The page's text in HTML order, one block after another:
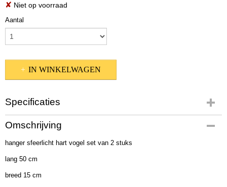
✘ Niet op voorraad
Aantal
IN WINKELWAGEN
Specificaties
Productcode
2022035
EAN code
Afmetingen (l,b,h)
50 x 15 x 5 cm
Omschrijving
hanger sfeerlicht hart vogel set van 2 stuks
lang 50 cm
breed 15 cm